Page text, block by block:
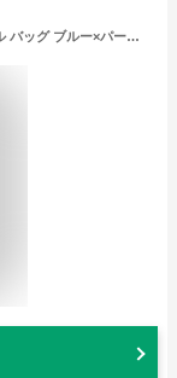
ランブリング タブレットケース GIGAスクール バッグ ブルー×パープル GTC-BV